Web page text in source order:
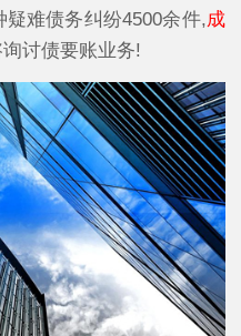
难债务纠纷4500余件,成
询讨债要账业务!